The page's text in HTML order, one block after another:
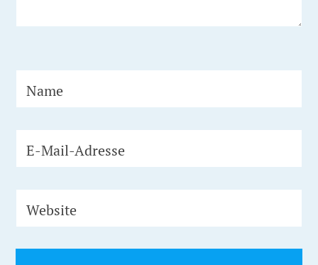
Name
E-Mail-Adresse
Website